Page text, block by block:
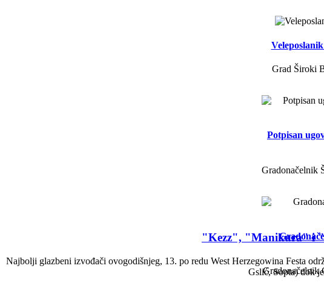
Grad Široki
Potpisan
Gradonačelnik
Gradonačelnik
"Kezz", "Manikura" i
Najbolji glazbeni izvođači ovogodišnjeg, 13. po redu West Herzegowina Festa
Gslić, Sopta) dok